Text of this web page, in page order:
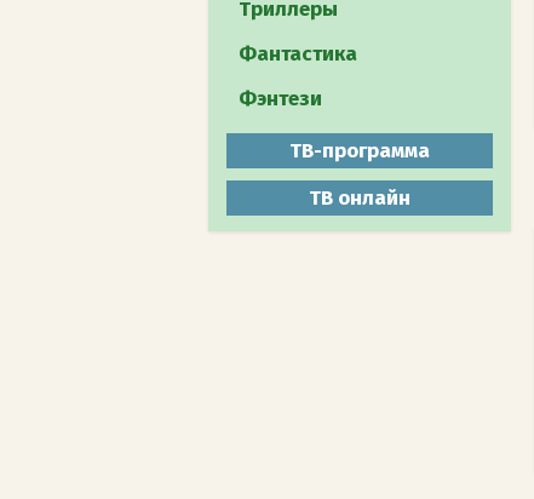
Документальное
Животный мир
Мистика
Триллеры
Фантастика
Фэнтези
ТВ-программа
ТВ онлайн